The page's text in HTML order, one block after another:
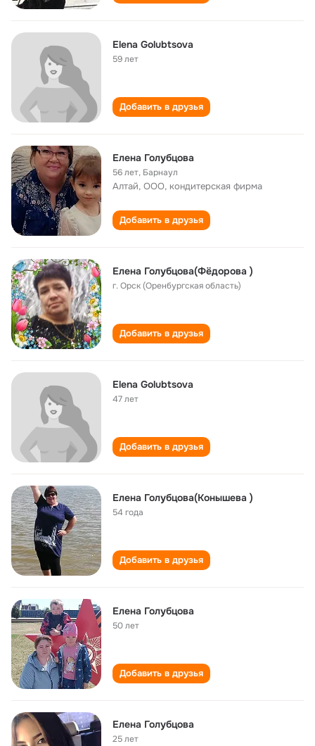
Elena Golubtsova
59 лет
Добавить в друзья
Елена Голубцова
56 лет, Барнаул
Алтай, ООО, кондитерская фирма
Добавить в друзья
Елена Голубцова(Фёдорова )
г. Орск (Оренбургская область)
Добавить в друзья
Elena Golubtsova
47 лет
Добавить в друзья
Елена Голубцова(Конышева )
54 года
Добавить в друзья
Елена Голубцова
50 лет
Добавить в друзья
Елена Голубцова
25 лет